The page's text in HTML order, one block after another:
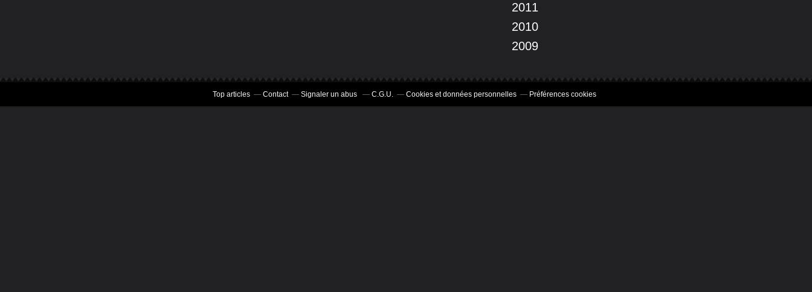
2011
2010
2009
Top articles Contact Signaler un abus C.G.U. Cookies et données personnelles Préférences cookies